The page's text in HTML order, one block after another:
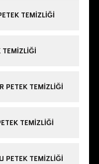
TEMIZLIĞI
TEMIZLIĞI
PETEK TEMIZLIĞI
TEMIZLIĞI
PETEK TEMIZLIĞI